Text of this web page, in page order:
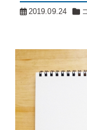
2019.09.24